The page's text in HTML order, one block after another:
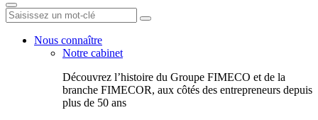
Nous connaître
Notre cabinet
Découvrez l’histoire du Groupe FIMECO et de la
branche FIMECOR, aux côtés des entrepreneurs depuis
plus de 50 ans